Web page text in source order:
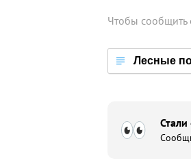
Чтобы сообщить
Лесные